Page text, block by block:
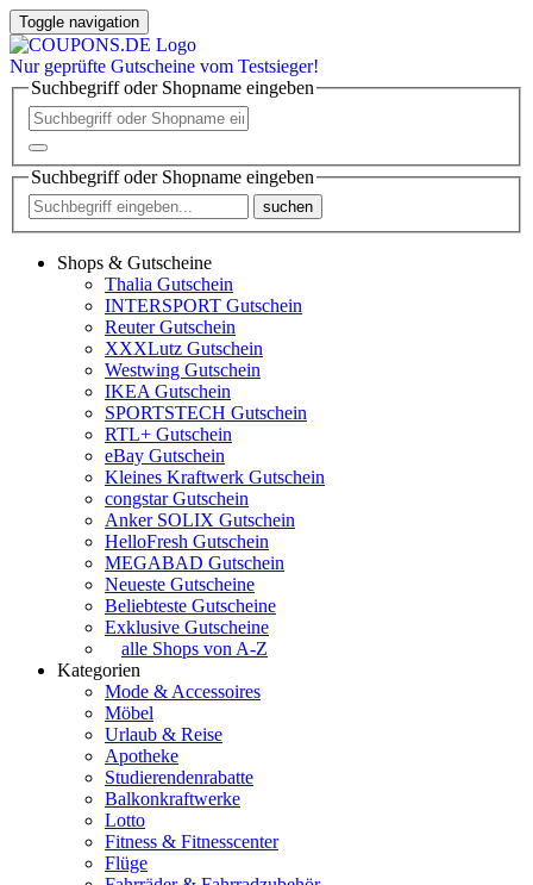
Toggle navigation
Nur geprüfte Gutscheine vom Testsieger!
Suchbegriff oder Shopname eingeben
Suchbegriff oder Shopname eingeben
suchen
Shops & Gutscheine
Thalia Gutschein
INTERSPORT Gutschein
Reuter Gutschein
XXXLutz Gutschein
Westwing Gutschein
IKEA Gutschein
SPORTSTECH Gutschein
RTL+ Gutschein
eBay Gutschein
Kleines Kraftwerk Gutschein
congstar Gutschein
Anker SOLIX Gutschein
HelloFresh Gutschein
MEGABAD Gutschein
Neueste Gutscheine
Beliebteste Gutscheine
Exklusive Gutscheine
alle Shops von A-Z
Kategorien
Mode & Accessoires
Möbel
Urlaub & Reise
Apotheke
Studierendenrabatte
Balkonkraftwerke
Lotto
Fitness & Fitnesscenter
Flüge